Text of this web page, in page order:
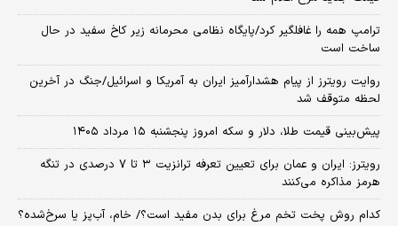
ترامپ همه را غافلگیر کرد/پایگاه نظامی محرمانه زیر کاخ سفید در حال
ساخت است
روایت رویترز از پیام هشدارآمیز ایران به آمریکا و اسرائیل/جنگ در آخرین
لحظه متوقف شد
پیش‌بینی قیمت طلا، دلار و سکه امروز پنجشنبه ۱۵ مرداد ۱۴۰۵
رویترز: ایران و عمان برای تعیین تعرفه ترانزیت ۳ تا ۷ درصدی در تنگه
هرمز مذاکره می‌کنند
کدام روش پخت تخم مرغ برای بدن مفید است؟/ خام، آب‌پز یا سرخ‌شده؟